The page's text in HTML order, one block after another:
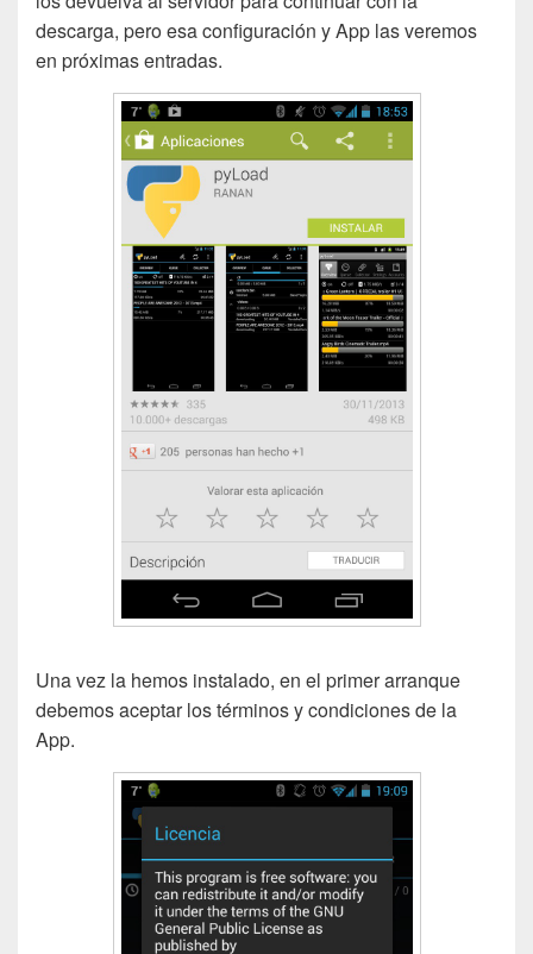
descarga, pero esa configuración y App las veremos
en próximas entradas.
Una vez la hemos instalado, en el primer arranque
debemos aceptar los términos y condiciones de la
App.